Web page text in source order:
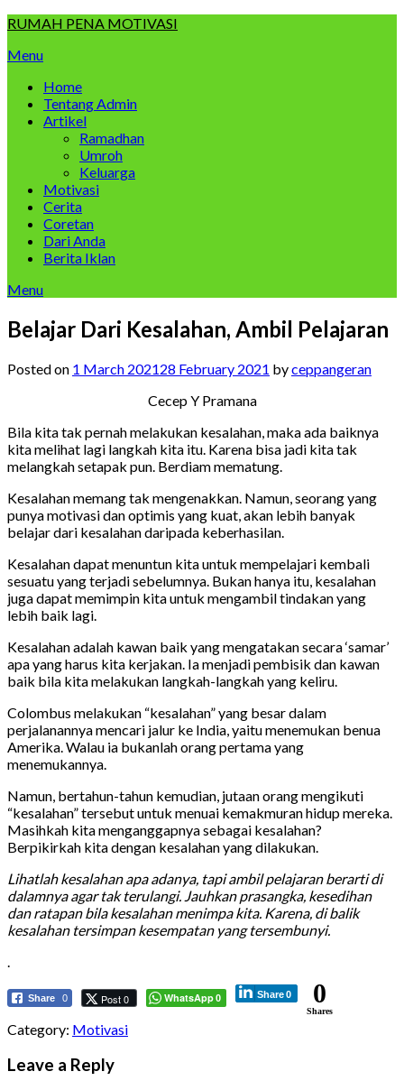
Skip
content
RUMAH PENA MOTIVASI
Menu
Home
Tentang Admin
Artikel
Ramadhan
Umroh
Keluarga
Motivasi
Cerita
Coretan
Dari Anda
Berita Iklan
Menu
Belajar Dari Kesalahan, Ambil Pelajaran
Posted on 1 March 202128 February 2021 byceppangeran
Cecep Y Pramana
Bila kita tak pernah melakukan kesalahan, maka ada baiknya
kita melihat lagi langkah kita itu. Karena bisa jadi kita tak
melangkah setapak pun. Berdiam mematung.
Kesalahan memang tak mengenakkan. Namun, seorang yang
punya motivasi dan optimis yang kuat, akan lebih banyak
belajar dari kesalahan daripada keberhasilan.
Kesalahan dapat menuntun kita untuk mempelajari kembali
sesuatu yang terjadi sebelumnya. Bukan hanya itu, kesalahan
juga dapat memimpin kita untuk mengambil tindakan yang
lebih baik lagi.
Kesalahan adalah kawan baik yang mengatakan secara ‘samar’
apa yang harus kita kerjakan. Ia menjadi pembisik dan kawan
baik bila kita melakukan langkah-langkah yang keliru.
Colombus melakukan “kesalahan” yang besar dalam
perjalanannya mencari jalur ke India, yaitu menemukan benua
Amerika. Walau ia bukanlah orang pertama yang
menemukannya.
Namun, bertahun-tahun kemudian, jutaan orang mengikuti
“kesalahan” tersebut untuk menuai kemakmuran hidup mereka.
Masihkah kita menganggapnya sebagai kesalahan?
Berpikirkah kita dengan kesalahan yang dilakukan.
Lihatlah kesalahan apa adanya, tapi ambil pelajaran berarti di
dalamnya agar tak terulangi. Jauhkan prasangka, kesedihan
dan ratapan bila kesalahan menimpa kita. Karena, di balik
kesalahan tersimpan kesempatan yang tersembunyi.
.
Share 0 Post 0 WhatsApp0 Share0 0
Shares
Category: Motivasi
Leave a Reply